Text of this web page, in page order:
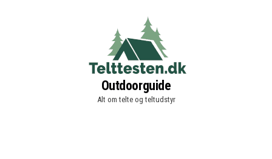
Outdoorguide
Alt om telte og teltudstyr